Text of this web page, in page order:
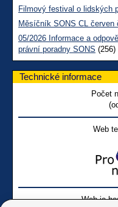
Filmový festival o lidských
Měsíčník SONS CL červen
05/2026 Informace a
právní poradny SONS (256)
Technické informace
Počet
Web
Web je